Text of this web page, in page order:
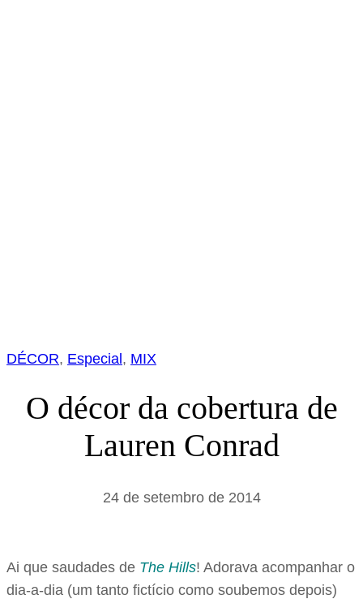
DÉCOR, Especial , MIX
O décor da cobertura de
Lauren Conrad
24 de setembro de 2014
Ai que saudades de The Hills! Adorava acompanhar o
dia-a-dia (um tanto fictício como soubemos depois)